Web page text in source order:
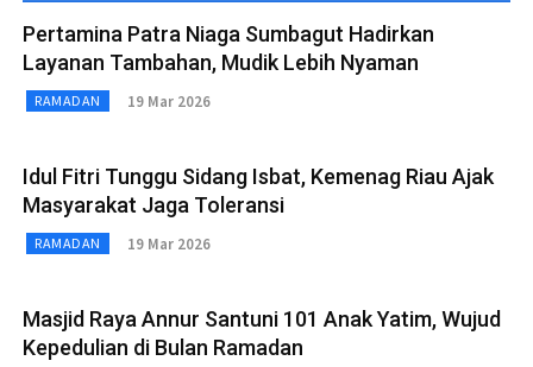
Pertamina Patra Niaga Sumbagut Hadirkan
Layanan Tambahan, Mudik Lebih Nyaman
RAMADAN 19 Mar 2026
Idul Fitri Tunggu Sidang Isbat, Kemenag Riau Ajak
Masyarakat Jaga Toleransi
RAMADAN 19 Mar 2026
Masjid Raya Annur Santuni 101 Anak Yatim, Wujud
Kepedulian di Bulan Ramadan